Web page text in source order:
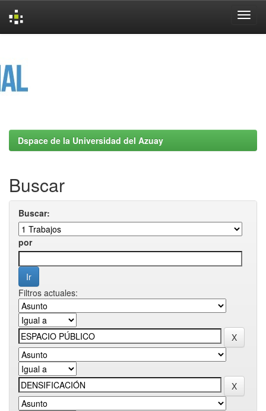
Dspace de la Universidad del Azuay
Buscar
Buscar:
por
Filtros actuales: